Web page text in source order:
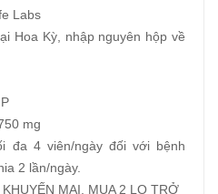
Labs
Hoa Kỳ, nhập nguyên hộp về
mg
đa 4 viên/ngày đối với bệnh
2 lần/ngày.
MẠI, MUA 2 LỌ TRỞ